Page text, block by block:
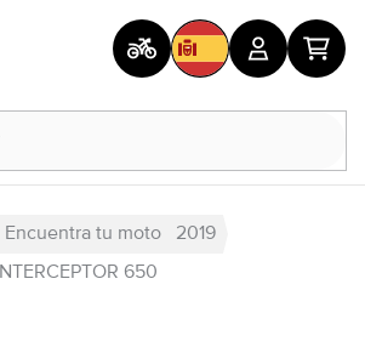
Encuentra tu moto
2019
INTERCEPTOR 650